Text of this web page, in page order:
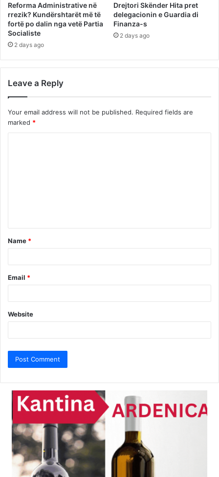
Reforma Administrative në
rrezik? Kundërshtarët më të
fortë po dalin nga vetë Partia
Socialiste
2 days ago
Drejtori Skënder Hita pret
delegacionin e Guardia di
Finanza-s
2 days ago
Leave a Reply
Your email address will not be published. Required fields are
marked *
t
*
Name *
Email *
Website